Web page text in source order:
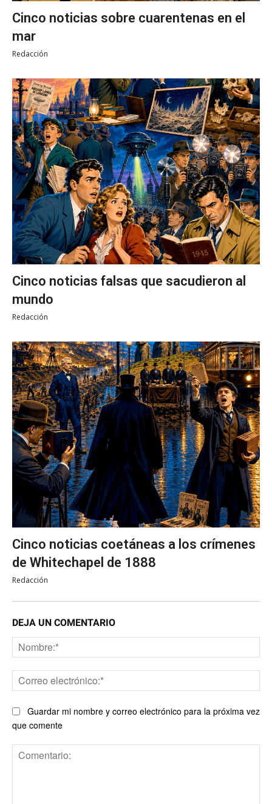
Cinco noticias sobre cuarentenas en el
mar
Redacción
Cinco noticias falsas que sacudieron al
mundo
Redacción
Cinco noticias coetáneas a los crímenes
de Whitechapel de 1888
Redacción
DEJA UN COMENTARIO
Guardar mi nombre y correo electrónico para la próxima vez
que comente